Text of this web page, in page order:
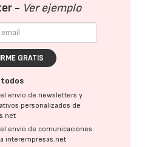
- Ver ejemplo
GRATIS
envío de newsletters y
personalizados de
envío de comunicaciones
interempresas.net